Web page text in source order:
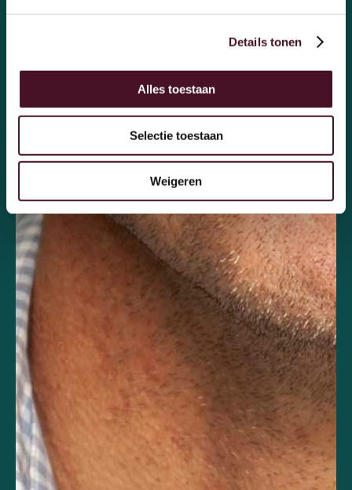
Details tonen
Alles toestaan
Selectie toestaan
Weigeren